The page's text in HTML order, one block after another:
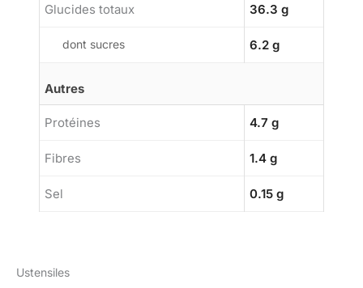
Glucides totaux 36.3 g
dont sucres 6.2 g
Autres
Protéines 4.7 g
Fibres 1.4 g
Sel 0.15 g
Ustensiles